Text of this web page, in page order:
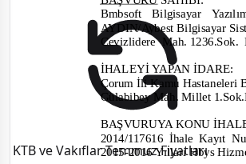
KTB ve Vakıflar Temmuz Fiyatları
Bmbsoft Bilgisayar
AYDIN/Aybest Bilgisayar
Cevizlidere Mah. 1236.Sok.
İHALEYİ YAPAN İDARE:
Çorum İliKamu Hastaneleri
Gülabibey Mah. Millet
BAŞVURUYA KONU
2014/117616 İhale Kayıt
2015-2016 Yılları Hbys